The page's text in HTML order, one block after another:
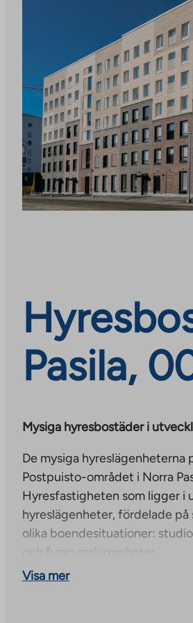
Pasila,
Mysiga hyresbostäder i
De mysiga hyreslägenheterna
Postpuisto-området i Norra
Hyresfastigheten som ligger i
hyreslägenheter, fördelade
olika boendesituationer:
och fyrarumslägenheter.
De mysiga lägenheterna har
Visa mer